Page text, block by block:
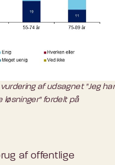
af udsagnet "Jeg har
løsninger" fordelt på
af offentlige